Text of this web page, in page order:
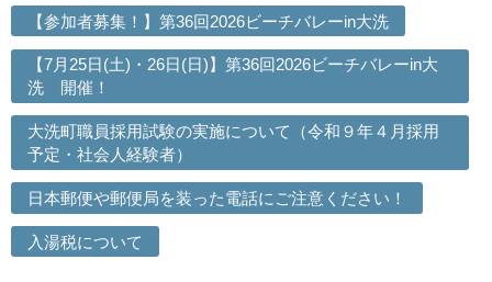
【参加者募集！】第36回2026ビーチバレーin大洗
【7月25日(土)・26日(日)】第36回2026ビーチバレーin大
洗 開催！
大洗町職員採用試験の実施について（令和９年４月採用
予定・社会人経験者）
日本郵便や郵便局を装った電話にご注意ください！
入湯税について